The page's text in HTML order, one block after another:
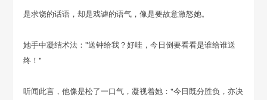
是求饶的话语，却是戏谑的语气，像是要故意激怒她。
她手中凝结术法："送钟给我？好哇，今日倒要看看是谁给谁送
终！"
听闻此言，他像是松了一口气，凝视着她："今日既分胜负，亦决